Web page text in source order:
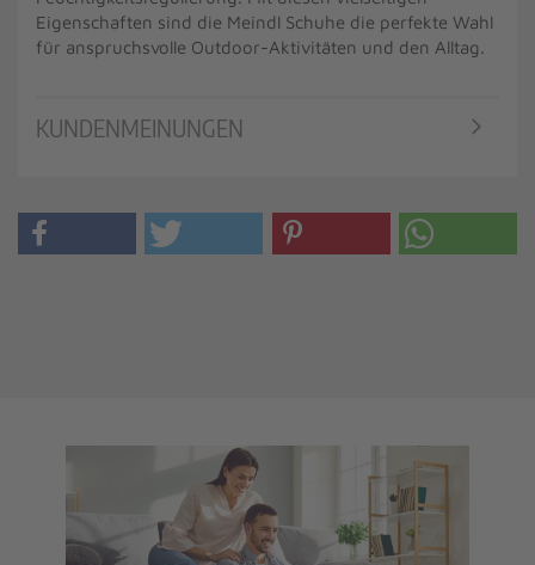
Eigenschaften sind die Meindl Schuhe die perfekte Wahl
für anspruchsvolle Outdoor-Aktivitäten und den Alltag.
KUNDENMEINUNGEN